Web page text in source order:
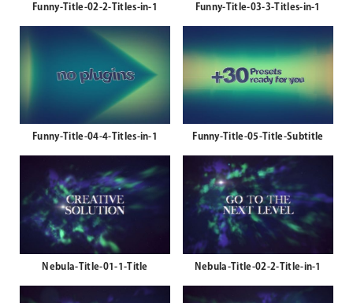
Funny-Title-02-2-Titles-in-1 Funny-Title-03-3-Titles-in-1
Funny-Title-04-4-Titles-in-1 Funny-Title-05-Title-Subtitle
Nebula-Title-01-1-Title Nebula-Title-02-2-Title-in-1